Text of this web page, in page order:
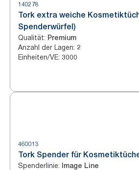
140278
Tork extra weiche
Spenderwürfel)
Qualität: Premium
Anzahl der Lagen: 2
Einheiten/VE: 3000
460013
Tork Spender für
Spenderlinie: Image Line